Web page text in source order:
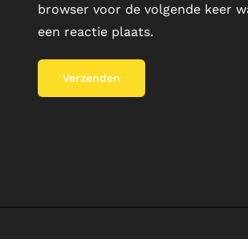
browser voor de volgende keer
een reactie plaats.